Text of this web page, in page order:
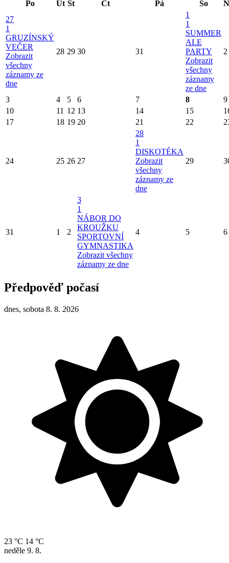
Po
Út St Čt Pá So
27
1
GRUZÍNSKÝ
VEČER
Zobrazit
všechny
záznamy ze
dne
28 29 30 31
1
1
SUMMER
ALE
PARTY
Zobrazit
všechny
záznamy
ze dne
2
3 4 5 6 7 8
9
10
11 12 13 14 15
17
18 19 20 21 22
24 25 26 27
28
1
DISKOTÉKA
Zobrazit
všechny
záznamy ze
dne
29
31 1 2
3
1
NÁBOR DO
KROUŽKU
SPORTOVNÍ
GYMNASTIKA
Zobrazit všechny
záznamy ze dne
4 5 6
Předpověď počasí
dnes, sobota 8. 8. 2026
23 °C 14 °C
neděle 9. 8.